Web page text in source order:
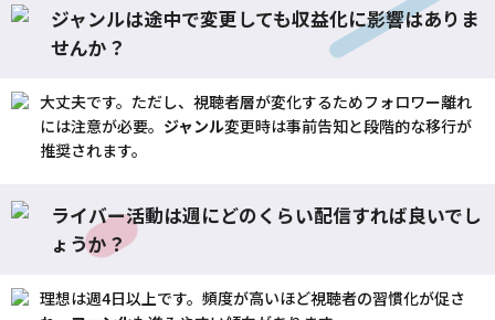
ジャンルは途中で変更しても収益化に影響はありま
せんか？
大丈夫です。ただし、視聴者層が変化するためフォロワー離れ
には注意が必要。 ジャンル変更時は事前告知と段階的な移行が
推奨されます。
ライバー活動は週にどのくらい配信すれば良いでし
ょうか？
理想は週4日以上です。頻度が高いほど視聴者の習慣化が促さ